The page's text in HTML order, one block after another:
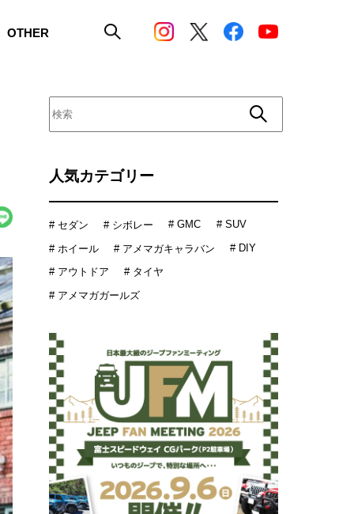
OTHER
人気カテゴリー
# セダン # シボレー # GMC # SUV
# ホイール # アメマガキャラバン # DIY
# アウトドア
# タイヤ
# アメマガガールズ